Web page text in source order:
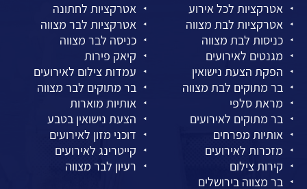
אטרקציות לכל אירוע
אטרקציות לחתונה
אטרקציות לבת מצווה
אטרקציות לבר מצווה
כניסות לבת מצווה
כניסה לבר מצווה
מגנטים לאירועים
קיאק פירות
הפקת הצעת נישואין
עמדות צילום לאירועים
בר מתוקים לבת מצווה
בר מתוקים לבר מצווה
מראת סלפי
אותיות מוארות
בר מתוקים לאירועים
הצעת נישואין בטבע
אותיות מפרחים
דוכני מזון לאירועים
מזכרות לאירועים
קייטרינג לאירועים
קירות צילום
רעיון לבר מצווה
בר מצווה בירושלים